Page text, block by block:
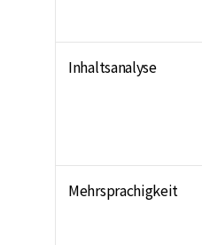
Inhaltsanalyse
Mehrsprachigkeit